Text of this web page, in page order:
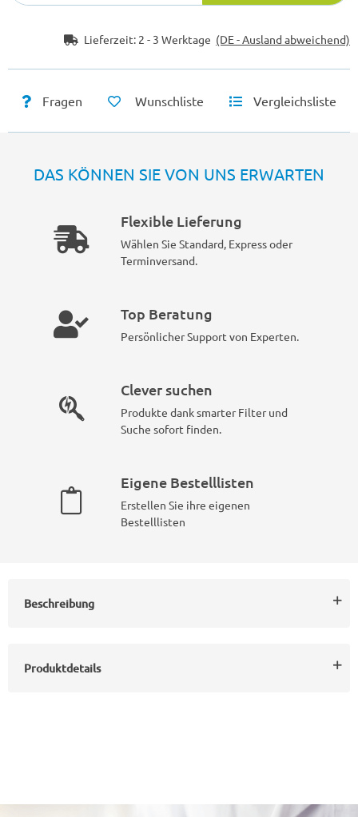
Lieferzeit: 2 - 3 Werktage (DE - Ausland abweichend)
Fragen Wunschliste Vergleichsliste
DAS KÖNNEN SIE VON UNS ERWARTEN
Flexible Lieferung
Wählen Sie Standard, Express oder
Terminversand.
Top Beratung
Persönlicher Support von Experten.
Clever suchen
Produkte dank smarter Filter und
Suche sofort finden.
Eigene Bestelllisten
Erstellen Sie ihre eigenen
Bestelllisten
Beschreibung
Produktdetails